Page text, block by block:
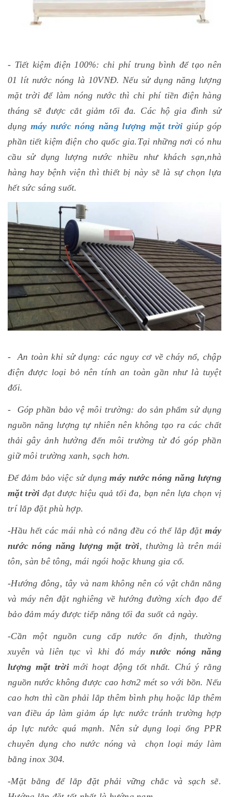
- Tiết kiệm điện 100%: chi phí trung bình để tạo nên
01 lít nước nóng là 10VNĐ. Nếu sử dụng năng lượng
mặt trời để làm nóng nước thì chi phí tiền điện hàng
tháng sẽ được cắt giảm tối đa. Các hộ gia đình sử
dụng máy nước nóng năng lượng mặt trời giúp góp
phần tiết kiệm điện cho quốc gia.Tại những nơi có nhu
cầu sử dụng lượng nước nhiều như khách sạn,nhà
hàng hay bệnh viện thì thiết bị này sẽ là sự chọn lựa
hết sức sáng suốt.
- An toàn khi sử dụng: các nguy cơ về cháy nổ, chập
điện được loại bỏ nên tính an toàn gần như là tuyệt
đối.
- Góp phần bảo vệ môi trường: do sản phẩm sử dụng
nguồn năng lượng tự nhiên nên không tạo ra các chất
thải gây ảnh hưởng đến môi trường từ đó góp phần
giữ môi trường xanh, sạch hơn.
Để đảm bảo việc sử dụngmáy nước nóng năng lượng
mặt trời đạt được hiệu quả tối đa, bạn nên lựa chọn vị
trí lắp đặt phù hợp.
-Hầu hết các mái nhà có nắng đều có thể lắp đặtmáy
nước nóng năng lượng mặt trời, thường là trên mái
tôn, sàn bê tông, mái ngói hoặc khung gia cố.
-Hướng đông, tây và nam không nên có vật chắn nắng
và máy nên đặt nghiêng về hướng đường xích đạo để
bảo đảm máy được tiếp nắng tối đa suốt cả ngày.
-Cần một nguồn cung cấp nước ổn định, thường
xuyên và liên tục vì khi đó máynước nóng năng
lượng mặt trờimới hoạt động tốt nhất. Chú ý rằng
nguồn nước không được cao hơn2 mét so với bồn. Nếu
cao hơn thì cần phải lắp thêm bình phụ hoặc lắp thêm
van điều áp làm giảm áp lực nước tránh trường hợp
áp lực nước quá mạnh. Nên sử dụng loại ống PPR
chuyên dụng cho nước nóng và chọn loại máy làm
bằng inox 304.
-Mặt bằng để lắp đặt phải vững chắc và sạch sẽ.